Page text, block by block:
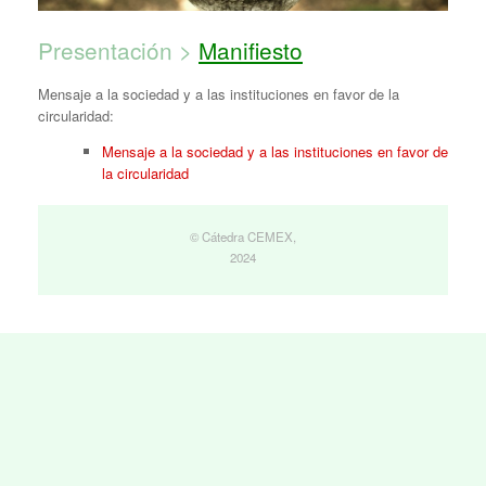
Presentación > Manifiesto
Mensaje a la sociedad y a las instituciones en favor de la
circularidad:
Mensaje a la sociedad y a las instituciones en favor de
la circularidad
© Cátedra CEMEX,
2024